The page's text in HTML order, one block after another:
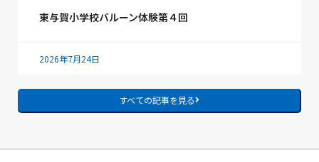
東与賀小学校バルーン体験第４回
2026年7月24日
すべての記事を見る